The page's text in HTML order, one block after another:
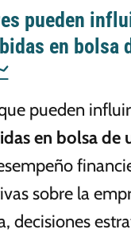
pueden
en bolsa
pueden
en bolsa de
sobre la
decisiones